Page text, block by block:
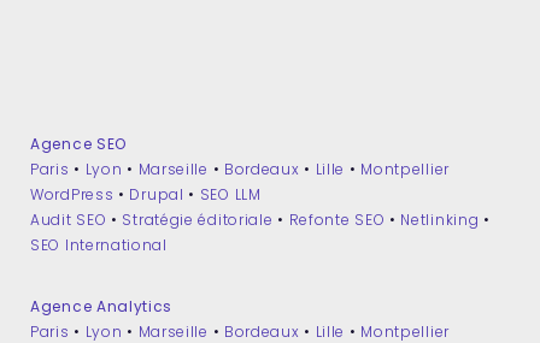
Agence SEO
Paris • Lyon • Marseille • Bordeaux • Lille • Montpellier
WordPress • Drupal • SEO LLM
Audit SEO • Stratégie éditoriale • Refonte SEO • Netlinking •
SEO International
Agence Analytics
Paris • Lyon • Marseille • Bordeaux • Lille • Montpellier